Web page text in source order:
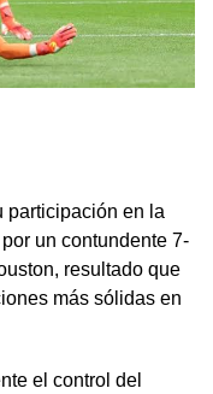
participación en la
un contundente 7-
resultado que
más sólidas en
el control del